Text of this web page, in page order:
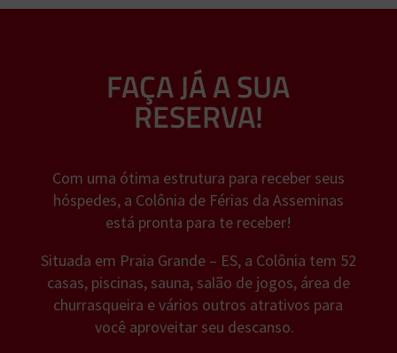
FAÇA JÁ A SUA
RESERVA!
Com uma ótima estrutura para receber seus
hóspedes, a Colônia de Férias da Asseminas
está pronta para te receber!
Situada em Praia Grande – ES, a Colônia tem 52
casas, piscinas, sauna, salão de jogos, área de
churrasqueira e vários outros atrativos para
você aproveitar seu descanso.